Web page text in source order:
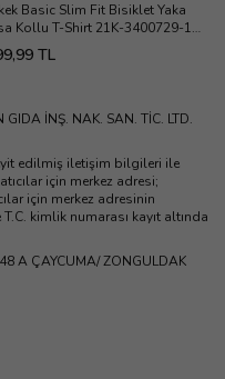
Basic Slim Fit Bisiklet Yaka
Kollu T-Shirt 21K-3400729-1
TL
GIDA İNŞ. NAK. SAN. TİC. LTD.
edilmiş iletişim bilgileri ile
için merkez adresi;
için merkez adresinin
kimlik numarası kayıt altında
A ÇAYCUMA/ ZONGULDAK